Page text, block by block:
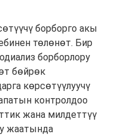
борборго акы
төлөнөт. Бир
борборлору
бөйрөк
көрсөтүүлуучү
контролдоо
жана милдеттүү
жаатында